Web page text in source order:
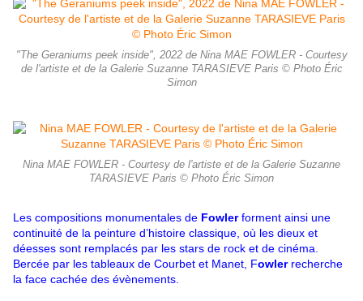
"The Geraniums peek inside", 2022 de Nina MAE FOWLER - Courtesy
de l'artiste et de la Galerie Suzanne TARASIEVE Paris © Photo Éric
Simon
Nina MAE FOWLER - Courtesy de l'artiste et de la Galerie Suzanne
TARASIEVE Paris © Photo Éric Simon
Les compositions monumentales de Fowlerforment ainsi une
continuité de la peinture d’histoire classique, où les dieux et
déesses sont remplacés par les stars de rock et de cinéma.
Bercée par les tableaux de Courbet et Manet, Fowler recherche
la face cachée des évènements.